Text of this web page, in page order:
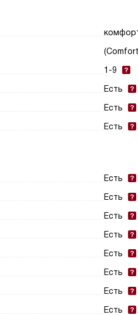
1-9
Есть
Есть
Есть
Есть
Есть
Есть
Есть
Есть
Есть
Есть
Есть